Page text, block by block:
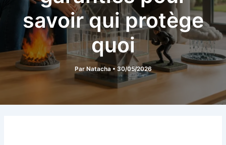
savoir qui protège
quoi
Par Natacha • 30/05/2026